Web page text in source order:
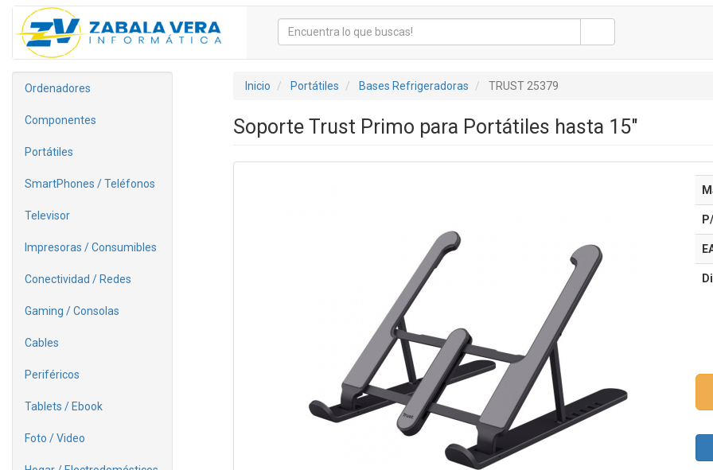
Ordenadores
Componentes
Portátiles
SmartPhones / Teléfonos
Televisor
Impresoras / Consumibles
Conectividad / Redes
Gaming / Consolas
Cables
Periféricos
Tablets / Ebook
Foto / Video
Inicio Portátiles Bases Refrigeradoras TRUST 25379
Soporte Trust Primo para Portátiles hasta 15"